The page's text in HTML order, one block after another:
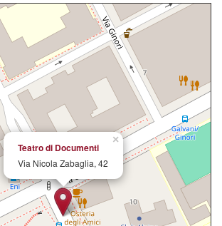
×
Teatro di Documenti
Via Nicola Zabaglia, 42